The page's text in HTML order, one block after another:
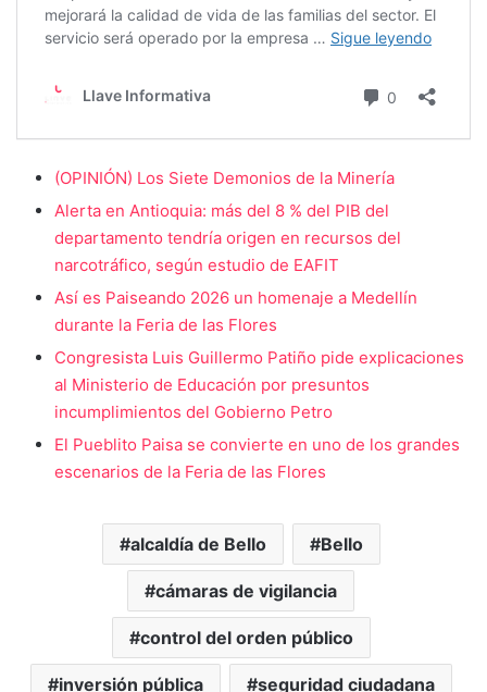
(OPINIÓN) Los Siete Demonios de la Minería
Alerta en Antioquia: más del 8 % del PIB del
departamento tendría origen en recursos del
narcotráfico, según estudio de EAFIT
Así es Paiseando 2026 un homenaje a Medellín
durante la Feria de las Flores
Congresista Luis Guillermo Patiño pide explicaciones
al Ministerio de Educación por presuntos
incumplimientos del Gobierno Petro
El Pueblito Paisa se convierte en uno de los grandes
escenarios de la Feria de las Flores
alcaldía de Bello Bello
cámaras de vigilancia
control del orden público
inversión pública seguridad ciudadana